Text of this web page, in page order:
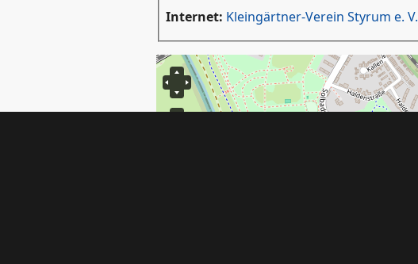
Internet: Kleingärtner-Verein Styrum e. V.